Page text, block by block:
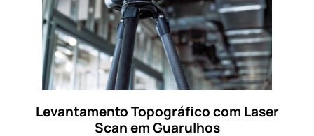
Levantamento Topográfico com Laser
Scan em Guarulhos